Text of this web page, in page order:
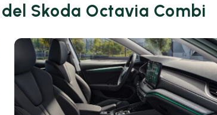
Skoda Octavia Combi